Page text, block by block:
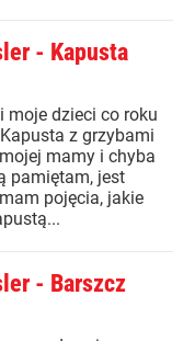
- Kapusta
moje dzieci co roku
z grzybami
mamy i chyba
pamiętam, jest
pojęcia, jakie
- Barszcz